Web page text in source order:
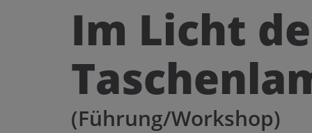
AA
Im Licht
(Führung/Workshop)